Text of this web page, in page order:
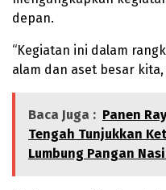
depan.
“Kegiatan ini dalam
alam dan aset besar
Baca Juga : Panen
Tengah Tunjukkan
Lumbung Pangan